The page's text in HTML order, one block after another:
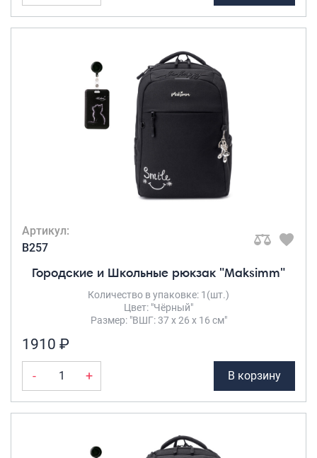
Артикул:
B257
Городские и Школьные рюкзак "Maksimm"
Количество в упаковке: 1(шт.)
Цвет: "Чёрный"
Размер: "ВШГ: 37 х 26 х 16 см"
1910 ₽
- + В корзину